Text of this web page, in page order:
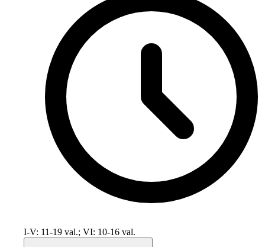
I-V: 11-19 val.; VI: 10-16 val.